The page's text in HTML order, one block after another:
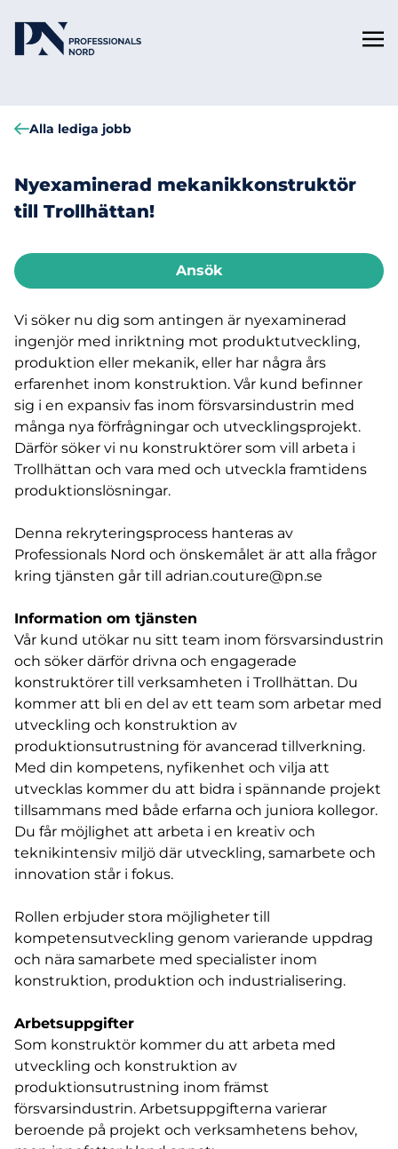
Alla lediga jobb
Nyexaminerad mekanikkonstruktör
till Trollhättan!
Vi söker nu dig som antingen är nyexaminerad
ingenjör med inriktning mot produktutveckling,
produktion eller mekanik, eller har några års
erfarenhet inom konstruktion. Vår kund befinner
sig i en expansiv fas inom försvarsindustrin med
många nya förfrågningar och utvecklingsprojekt.
Därför söker vi nu konstruktörer som vill arbeta i
Trollhättan och vara med och utveckla framtidens
produktionslösningar.
Denna rekryteringsprocess hanteras av
Professionals Nord och önskemålet är att alla frågor
kring tjänsten går till adrian.couture@pn.se
Information om tjänsten
Vår kund utökar nu sitt team inom försvarsindustrin
och söker därför drivna och engagerade
konstruktörer till verksamheten i Trollhättan. Du
kommer att bli en del av ett team som arbetar med
utveckling och konstruktion av
produktionsutrustning för avancerad tillverkning.
Med din kompetens, nyfikenhet och vilja att
utvecklas kommer du att bidra i spännande projekt
tillsammans med både erfarna och juniora kollegor.
Du får möjlighet att arbeta i en kreativ och
teknikintensiv miljö där utveckling, samarbete och
innovation står i fokus.
Rollen erbjuder stora möjligheter till
kompetensutveckling genom varierande uppdrag
och nära samarbete med specialister inom
konstruktion, produktion och industrialisering.
Arbetsuppgifter
Som konstruktör kommer du att arbeta med
utveckling och konstruktion av
produktionsutrustning inom främst
försvarsindustrin. Arbetsuppgifterna varierar
beroende på projekt och verksamhetens behov,
Ansök